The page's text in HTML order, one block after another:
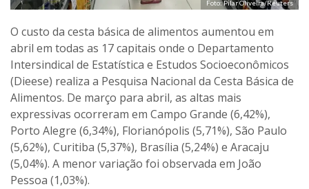
Foto: Pilar Oliveira/Reuters
O custo da cesta básica de alimentos aumentou em
abril em todas as 17 capitais onde o Departamento
Intersindical de Estatística e Estudos Socioeconômicos
(Dieese) realiza a Pesquisa Nacional da Cesta Básica de
Alimentos. De março para abril, as altas mais
expressivas ocorreram em Campo Grande (6,42%),
Porto Alegre (6,34%), Florianópolis (5,71%), São Paulo
(5,62%), Curitiba (5,37%), Brasília (5,24%) e Aracaju
(5,04%). A menor variação foi observada em João
Pessoa (1,03%).